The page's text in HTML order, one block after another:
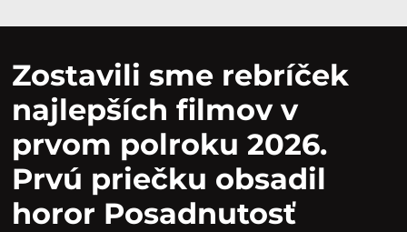
Zostavili sme rebríček
najlepších filmov v
prvom polroku 2026.
Prvú priečku obsadil
horor Posadnutosť